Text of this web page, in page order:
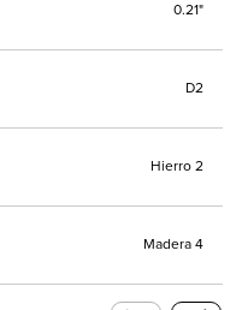
0.21"
D2
Hierro 2
Madera 4